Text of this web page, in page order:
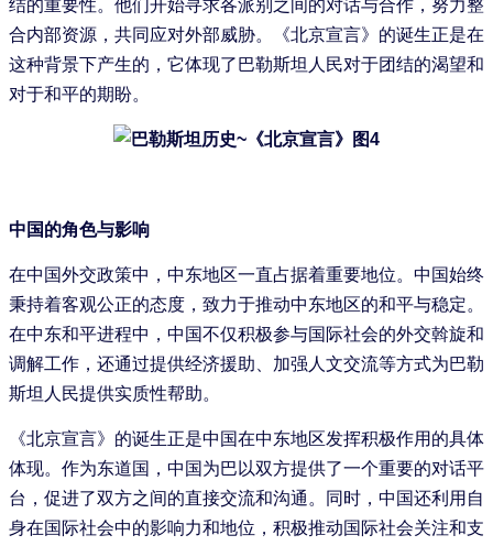
结的重要性。他们开始寻求各派别之间的对话与合作，努力整
合内部资源，共同应对外部威胁。《北京宣言》的诞生正是在
这种背景下产生的，它体现了巴勒斯坦人民对于团结的渴望和
对于和平的期盼。
中国的角色与影响
在中国外交政策中，中东地区一直占据着重要地位。中国始终
秉持着客观公正的态度，致力于推动中东地区的和平与稳定。
在中东和平进程中，中国不仅积极参与国际社会的外交斡旋和
调解工作，还通过提供经济援助、加强人文交流等方式为巴勒
斯坦人民提供实质性帮助。
《北京宣言》的诞生正是中国在中东地区发挥积极作用的具体
体现。作为东道国，中国为巴以双方提供了一个重要的对话平
台，促进了双方之间的直接交流和沟通。同时，中国还利用自
身在国际社会中的影响力和地位，积极推动国际社会关注和支